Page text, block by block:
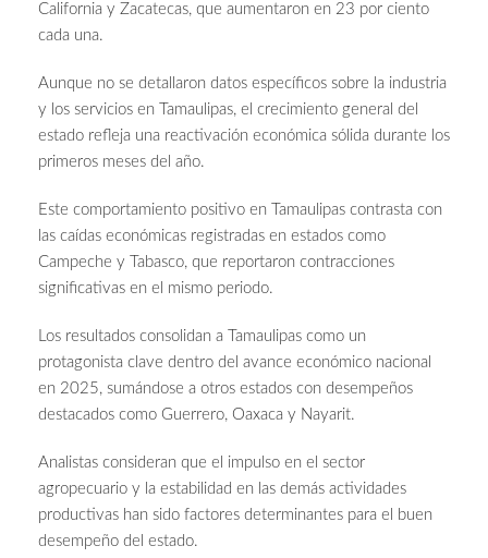
California y Zacatecas, que aumentaron en 23 por ciento
cada una.
Aunque no se detallaron datos específicos sobre la industria
y los servicios en Tamaulipas, el crecimiento general del
estado refleja una reactivación económica sólida durante los
primeros meses del año.
Este comportamiento positivo en Tamaulipas contrasta con
las caídas económicas registradas en estados como
Campeche y Tabasco, que reportaron contracciones
significativas en el mismo periodo.
Los resultados consolidan a Tamaulipas como un
protagonista clave dentro del avance económico nacional
en 2025, sumándose a otros estados con desempeños
destacados como Guerrero, Oaxaca y Nayarit.
Analistas consideran que el impulso en el sector
agropecuario y la estabilidad en las demás actividades
productivas han sido factores determinantes para el buen
desempeño del estado.